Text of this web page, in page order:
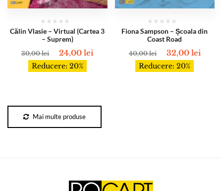
Călin Vlasie – Virtual (Cartea 3
– Suprem)
30,00lei 24,00lei
Reducere: 20%
Fiona Sampson – Școala din
Coast Road
40,00lei 32,00 lei
Reducere: 20%
Mai multe produse